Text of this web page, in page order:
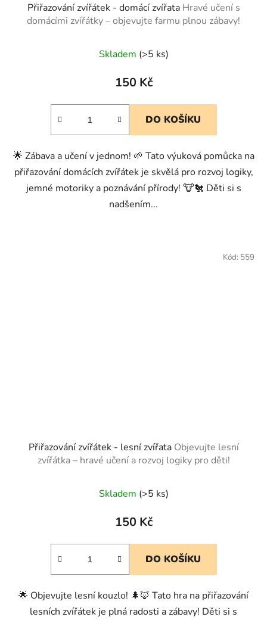
Přiřazování zvířátek - domácí zvířata Hravé učení s
domácími zvířátky – objevujte farmu plnou zábavy!
Skladem (>5 ks)
150 Kč
DO KOŠÍKU
🌟 Zábava a učení v jednom! 🌱 Tato výuková pomůcka na
přiřazování domácích zvířátek je skvělá pro rozvoj logiky,
jemné motoriky a poznávání přírody! 🐮🐔 Děti si s
nadšením...
Přiřazování zvířátek - lesní zvířata Objevujte lesní
zvířátka – hravé učení a rozvoj logiky pro děti!
Skladem (>5 ks)
150 Kč
DO KOŠÍKU
🌟 Objevujte lesní kouzlo! 🌲🦊 Tato hra na přiřazování
lesních zvířátek je plná radosti a zábavy! Děti si s
Kód: 559